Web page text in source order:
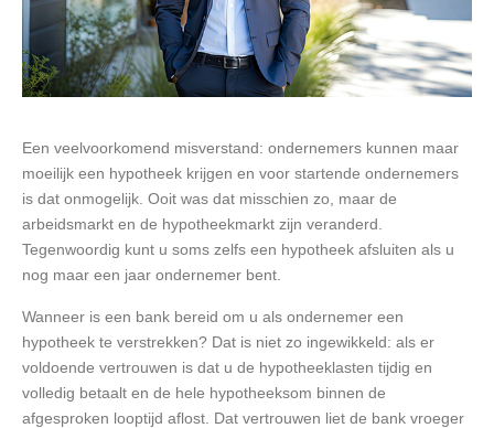
Een veelvoorkomend misverstand: ondernemers kunnen maar
moeilijk een hypotheek krijgen en voor startende ondernemers
is dat onmogelijk. Ooit was dat misschien zo, maar de
arbeidsmarkt en de hypotheekmarkt zijn veranderd.
Tegenwoordig kunt u soms zelfs een hypotheek afsluiten als u
nog maar een jaar ondernemer bent.
Wanneer is een bank bereid om u als ondernemer een
hypotheek te verstrekken? Dat is niet zo ingewikkeld: als er
voldoende vertrouwen is dat u de hypotheeklasten tijdig en
volledig betaalt en de hele hypotheeksom binnen de
afgesproken looptijd aflost. Dat vertrouwen liet de bank vroeger